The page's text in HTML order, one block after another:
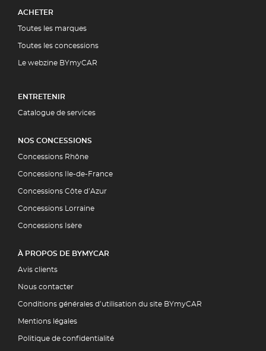
ACHETER
Toutes les marques
Toutes les concessions
Le webzine BYmyCAR
ENTRETENIR
Catalogue de services
NOS CONCESSIONS
Concessions Rhône
Concessions Ile-de-France
Concessions Côte d’Azur
Concessions Lorraine
Concessions Isère
À PROPOS DE BYMYCAR
Avis clients
Nous contacter
Conditions générales d’utilisation du site BYmyCAR
Mentions légales
Politique de confidentialité